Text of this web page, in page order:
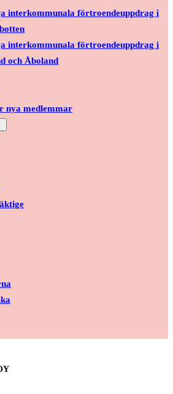
interkommunala förtroendeuppdrag i
interkommunala förtroendeuppdrag i
och Åboland
nya medlemmar